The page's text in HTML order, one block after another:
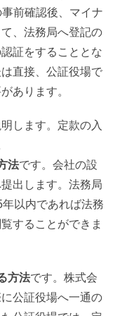
前確認後、マイナ
、法務局へ登記の
証をすることとな
直接、公証役場で
あります。
します。定款の入
法です。会社の設
出します。法務局
以内であれば法務
することができま
方法です。株式会
公証役場へ一通の